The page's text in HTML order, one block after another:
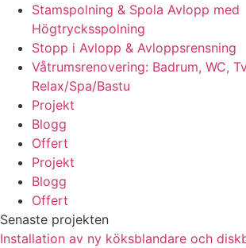
Stamspolning & Spola Avlopp med
Högtrycksspolning
Stopp i Avlopp & Avloppsrensning
Våtrumsrenovering: Badrum, WC,
Relax/Spa/Bastu
Projekt
Blogg
Offert
Projekt
Blogg
Offert
Senaste projekten
Installation av ny köksblandare och